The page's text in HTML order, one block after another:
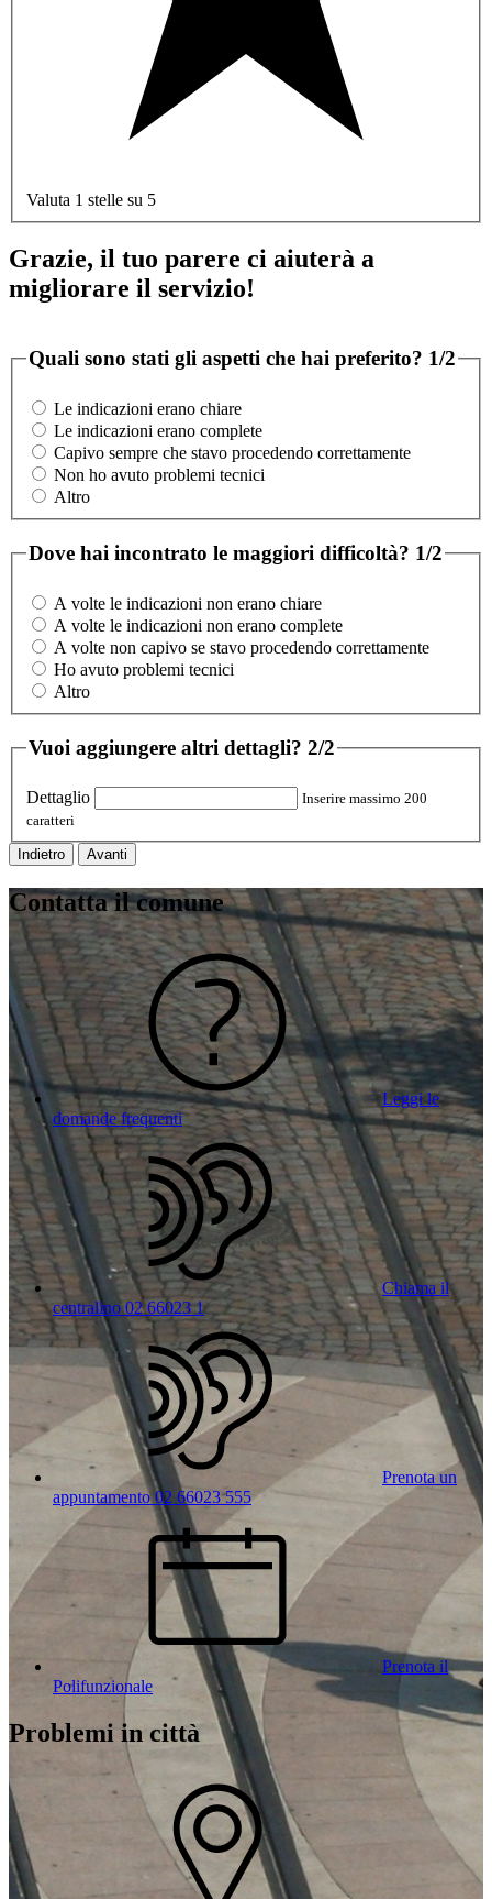
Valuta 1 stelle su 5
Grazie, il tuo parere ci aiuterà a
migliorare il servizio!
Quali sono stati gli aspetti che hai preferito? 1/2
Le indicazioni erano chiare
Le indicazioni erano complete
Capivo sempre che stavo procedendo correttamente
Non ho avuto problemi tecnici
Altro
Dove hai incontrato le maggiori difficoltà? 1/2
A volte le indicazioni non erano chiare
A volte le indicazioni non erano complete
A volte non capivo se stavo procedendo correttamente
Ho avuto problemi tecnici
Altro
Vuoi aggiungere altri dettagli? 2/2
Dettaglio
Inserire massimo 200
caratteri
Indietro Avanti
Contatta il comune
Leggi le
domande frequenti
Chiama il
centralino 02 66023 1
Prenota un
appuntamento 02 66023 555
Prenota il
Polifunzionale
Problemi in città